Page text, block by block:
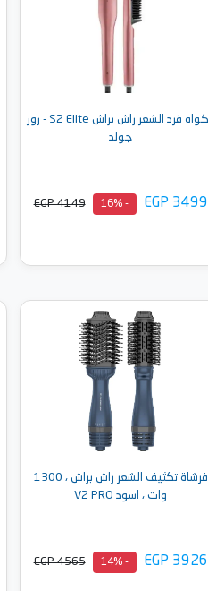
مكواه فرد الشعر راش براش S2 Elite - روز
جولد
EGP 3499
- 16%
EGP 4149
أضف إلى السلة
فرشاة تكثيف الشعر راش براش ، 1300
وات ، اسود V2 PRO
EGP 3926
- 14%
EGP 4565